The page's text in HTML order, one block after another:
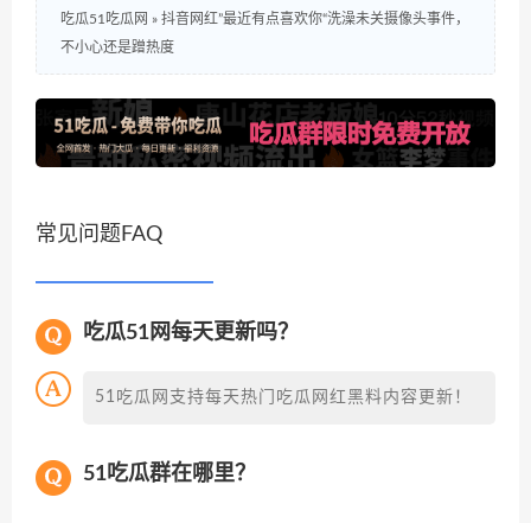
吃瓜51吃瓜网 » 抖音网红”最近有点喜欢你“洗澡未关摄像头事件，
不小心还是蹭热度
常见问题FAQ
吃瓜51网每天更新吗？
51吃瓜网支持每天热门吃瓜网红黑料内容更新！
51吃瓜群在哪里？